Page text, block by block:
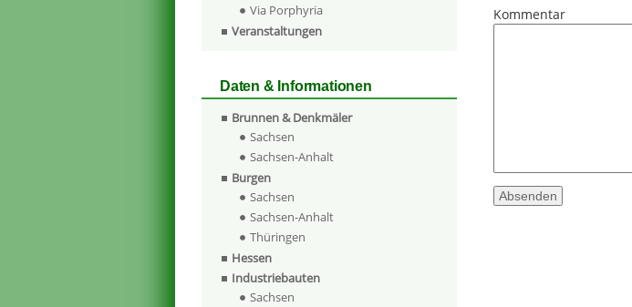
Kommentar
Via Porphyria
Veranstaltungen
Daten & Informationen
Brunnen & Denkmäler
Sachsen
Sachsen-Anhalt
Burgen
Sachsen
Sachsen-Anhalt
Thüringen
Hessen
Industriebauten
Sachsen